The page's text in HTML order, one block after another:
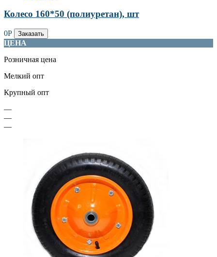
Колесо 160*50 (полиуретан), шт
0Р Заказать
ЦЕНА
Розничная цена
Мелкий опт
Крупный опт
—
—
—